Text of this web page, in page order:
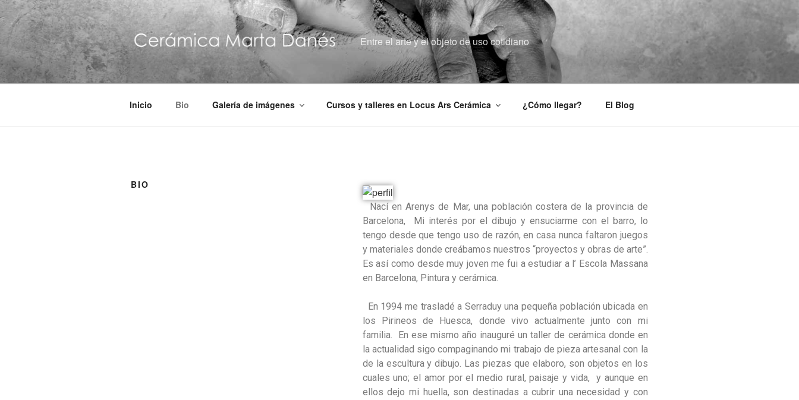
Entre el arte y el objeto de uso cotidiano
Inicio Bio Galería de imágenes Cursos y talleres en Locus Ars Cerámica ¿Cómo llegar? El Blog
BIO
Nací en Arenys de Mar, una población costera de la provincia de
Barcelona, Mi interés por el dibujo y ensuciarme con el barro, lo
tengo desde que tengo uso de razón, en casa nunca faltaron juegos
y materiales donde creábamos nuestros “proyectos y obras de arte”.
Es así como desde muy joven me fui a estudiar a l’ Escola Massana
en Barcelona, Pintura y cerámica.
En 1994 me trasladé a Serraduy una pequeña población ubicada en
los Pirineos de Huesca, donde vivo actualmente junto con mi
familia. En ese mismo año inauguré un taller de cerámica donde en
la actualidad sigo compaginando mi trabajo de pieza artesanal con la
de la escultura y dibujo. Las piezas que elaboro, son objetos en los
cuales uno; el amor por el medio rural, paisaje y vida, y aunque en
ellos dejo mi huella, son destinadas a cubrir una necesidad y con